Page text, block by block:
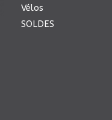
Vélos
SOLDES